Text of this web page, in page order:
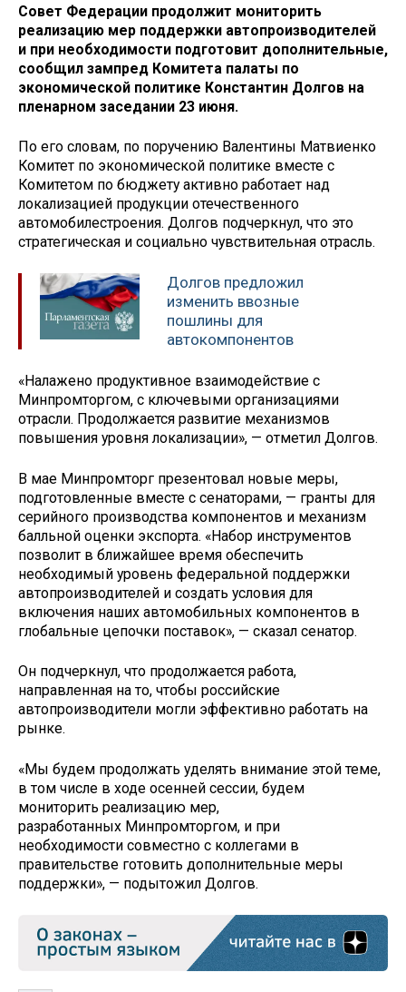
Совет Федерации продолжит мониторить
реализацию мер поддержки автопроизводителей
и при необходимости подготовит дополнительные,
сообщил зампред Комитета палаты по
экономической политике Константин Долгов на
пленарном заседании 23 июня.
По его словам, по поручению Валентины Матвиенко
Комитет по экономической политике вместе с
Комитетом по бюджету активно работает над
локализацией продукции отечественного
автомобилестроения. Долгов подчеркнул, что это
стратегическая и социально чувствительная отрасль.
Долгов предложил
изменить ввозные
пошлины для
автокомпонентов
«Налажено продуктивное взаимодействие с
Минпромторгом, с ключевыми организациями
отрасли. Продолжается развитие механизмов
повышения уровня локализации», — отметил Долгов.
В мае Минпромторг презентовал новые меры,
подготовленные вместе с сенаторами, — гранты для
серийного производства компонентов и механизм
балльной оценки экспорта. «Набор инструментов
позволит в ближайшее время обеспечить
необходимый уровень федеральной поддержки
автопроизводителей и создать условия для
включения наших автомобильных компонентов в
глобальные цепочки поставок», — сказал сенатор.
Он подчеркнул, что продолжается работа,
направленная на то, чтобы российские
автопроизводители могли эффективно работать на
рынке.
«Мы будем продолжать уделять внимание этой теме,
в том числе в ходе осенней сессии, будем
мониторить реализацию мер,
разработанных Минпромторгом, и при
необходимости совместно с коллегами в
правительстве готовить дополнительные меры
поддержки», — подытожил Долгов.